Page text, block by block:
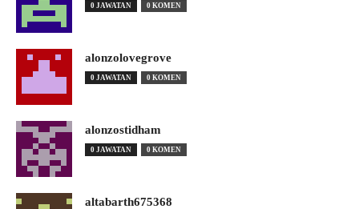
0 JAWATAN 0 KOMEN
alonzolovegrove
0 JAWATAN 0 KOMEN
alonzostidham
0 JAWATAN 0 KOMEN
altabarth675368